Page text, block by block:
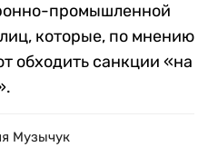
промышленной
которые, по мнению
обходить санкции «на
Музычук